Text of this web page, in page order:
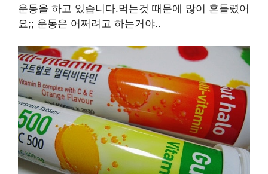
운동을 하고 있습니다.먹는것 때문에 많이 흔들렸어
요;; 운동은 어쩌려고 하는거야..